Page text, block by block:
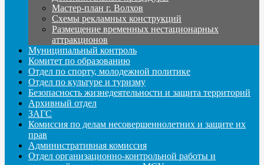
Мастер-план г. Волхов
Схемы рекламных конструкций
Размещение временных нестационарных
аттракционов
Муниципальный контроль
Комитет по образованию
Отдел по спорту, молодежной политике
Отдел по культуре и туризму
Безопасность жизнедеятельности и защита территорий
Архивный отдел
ЗАГС
Комиссия по делам несовершеннолетних и защите их
прав
Административная комиссия
Отдел организационно-контрольной работы и